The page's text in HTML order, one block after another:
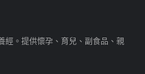
經。提供懷孕、育兒、副食品、親